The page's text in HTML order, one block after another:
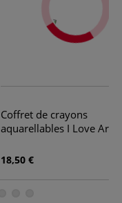
Coffret de crayons
aquarellables I Love Art
18,50 €